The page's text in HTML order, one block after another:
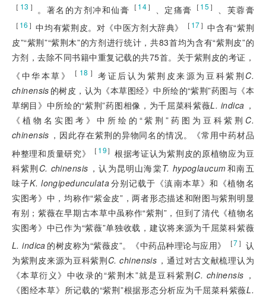
［ 13 ］ 。著名的方剂冲和仙膏 ［ 14］ 、定痛膏 ［ 15 ］ 、芙蓉膏
［ 16 ］中均有紫荆皮。对《中医方剂大辞典》 ［ 17］中含有“紫荆
皮”“紫荆”“紫荆木”的方剂进行统计，共83首均为含有“紫荆皮”的
方剂，去除不同书籍中重复记载的共75首。关于紫荆皮的考证，
《中华本草》
［ 18 ］ 考证后认为紫荆皮来源为豆科紫荆 C.
chinensis 的树皮，认为《本草图经》中所绘的“紫荆”药图与《本
草纲目》中所绘的“紫荆”药图相像，为千屈菜科紫薇L. indica ，
《植物名实图考》中所绘的“紫荆”药图为豆科紫荆 C.
chinensis ，因此存在紫荆的异物同名的情况。《常用中药材品
种整理和质量研究》
［ 19］ 根据考证认为紫荆皮的原植物应为豆
科紫荆 C. chinensis ，认为昆明山海棠T. hypoglaucum和南五
味子K. longipedunculata分别记载于《滇南本草》和《植物名
实图考》中，均称作“紫金皮”，两者形态描述和附图与紫荆明显
有别；紫薇在早期古本草中虽称作“紫荆”，但到了清代《植物名
实图考》中已作为“紫薇”单独收载，建议将来源为千屈菜科紫薇
L. indica 的树皮称为“紫薇皮”。《中药品种理论与应用》 ［7］ 认
为紫荆皮来源为豆科紫荆C. chinensis ，通过对古文献梳理认为
《本草衍义》中收录的“紫荆木”就是豆科紫荆C. chinensis ，
《图经本草》所记载的“紫荆”根据形态分析应为千屈菜科紫薇L.